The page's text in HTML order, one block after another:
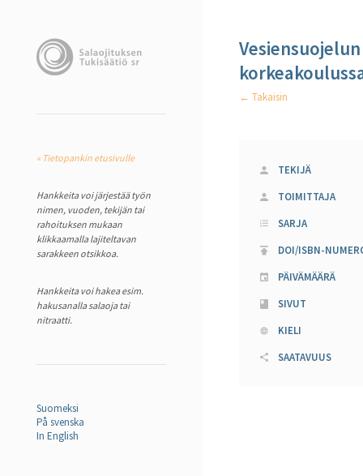
« Tietopankin etusivulle
Hankkeita voi järjestää työn
nimen, vuoden, tekijän tai
rahoituksen mukaan
klikkaamalla lajiteltavan
sarakkeen otsikkoa.
Hankkeita voi hakea esim.
hakusanalla salaoja tai
nitraatti.
Suomeksi
På svenska
In English
← Takaisin
TEKIJÄ
TOIMITTAJA
SARJA
DOI/ISBN-
PÄIVÄMÄÄRÄ
SIVUT
KIELI
SAATAVUUS